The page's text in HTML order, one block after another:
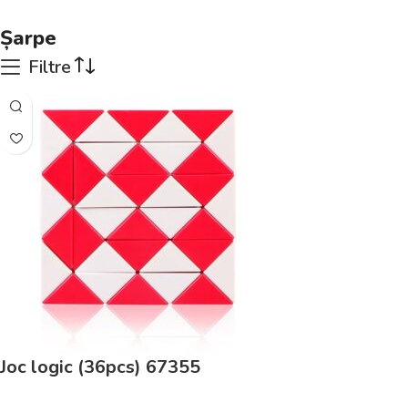
Șarpe
Filtre
Joc logic (36pcs) 67355